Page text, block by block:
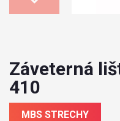
Záveterná
410
MBS STRECHY